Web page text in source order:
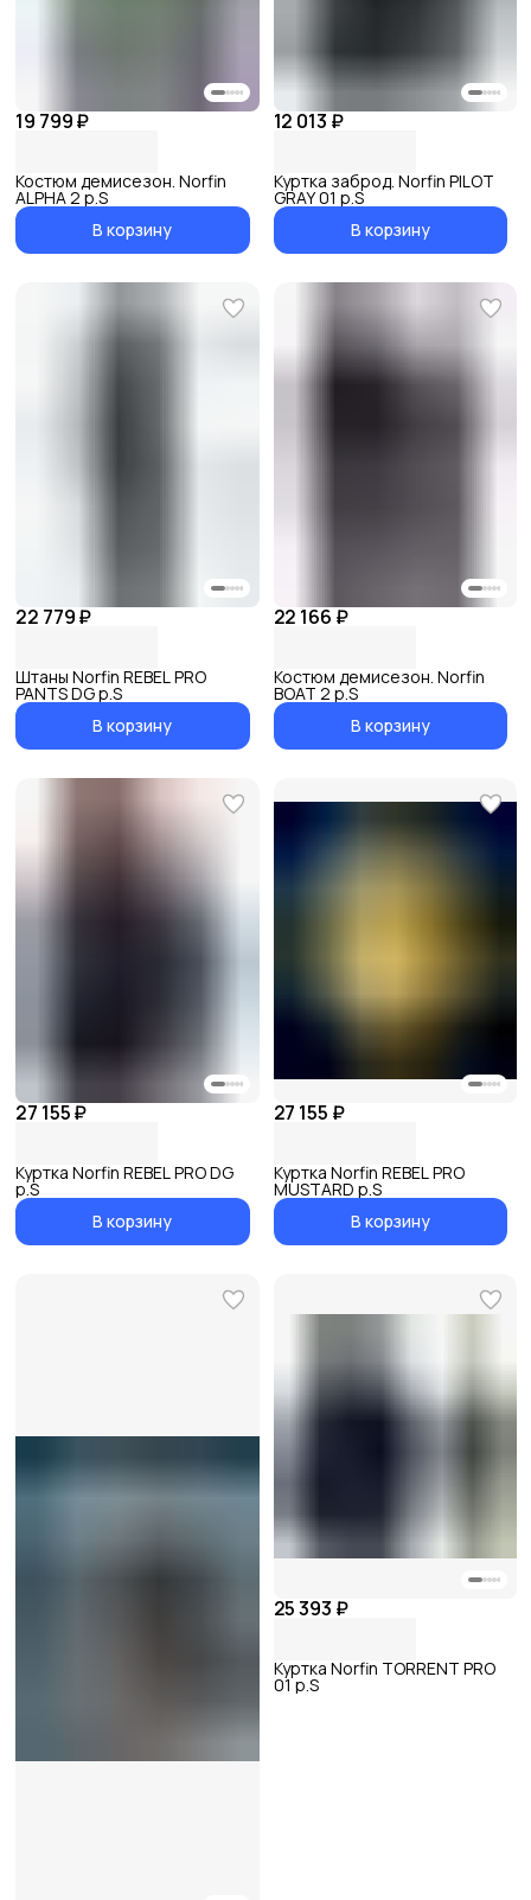
19 799 ₽
Костюм демисезон. Norfin
ALPHA 2 р.S
В корзину
12 013 ₽
Куртка заброд. Norfin PILOT
GRAY 01 р.S
В корзину
22 779 ₽
Штаны Norfin REBEL PRO
PANTS DG р.S
В корзину
22 166 ₽
Костюм демисезон. Norfin
BOAT 2 р.S
В корзину
27 155 ₽
Куртка Norfin REBEL PRO DG
р.S
В корзину
27 155 ₽
Куртка Norfin REBEL PRO
MUSTARD р.S
В корзину
25 393 ₽
Куртка Norfin TORRENT PRO
01 р.S